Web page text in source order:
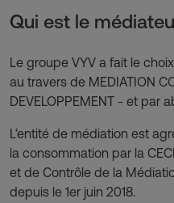
Qui est le
Le groupe VYV a fait le
au travers de MEDIATION
DEVELOPPEMENT - et par
L’entité de médiation est
la consommation par la
et de Contrôle de la
depuis le 1er juin 2018.